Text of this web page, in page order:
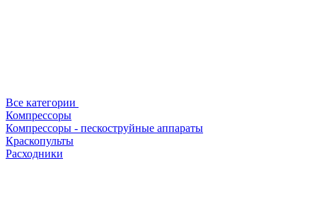
Все категории
Компрессоры
Компрессоры - пескоструйные аппараты
Краскопульты
Расходники